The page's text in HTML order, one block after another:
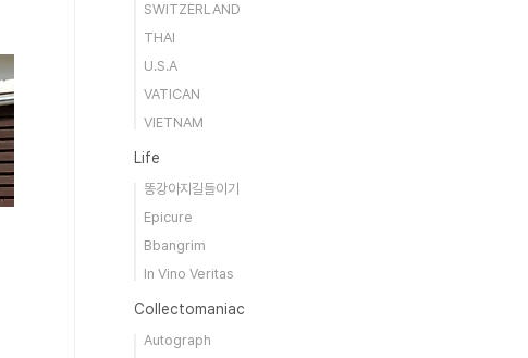
SWITZERLAND
THAI
U.S.A
VATICAN
VIETNAM
Life
똥강아지길들이기
Epicure
Bbangrim
In Vino Veritas
Collectomaniac
Autograph